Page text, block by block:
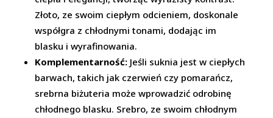
Złoto, ze swoim ciepłym odcieniem, doskonale
współgra z chłodnymi tonami, dodając im
blasku i wyrafinowania.
Komplementarność: Jeśli suknia jest w ciepłych
barwach, takich jak czerwień czy pomarańcz,
srebrna biżuteria może wprowadzić odrobinę
chłodnego blasku. Srebro, ze swoim chłodnym